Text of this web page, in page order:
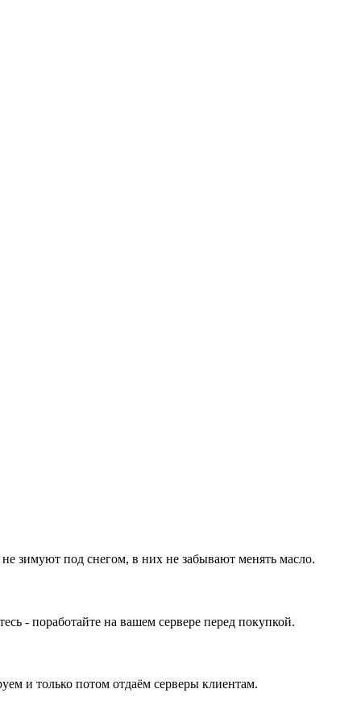
зимуют под снегом, в них не забывают менять масло.
- поработайте на вашем сервере перед покупкой.
и только потом отдаём серверы клиентам.